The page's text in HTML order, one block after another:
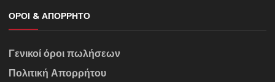
ΌΡΟΙ & ΑΠΌΡΡΗΤΟ
Γενικοί όροι πωλήσεων
Πολιτική Απορρήτου